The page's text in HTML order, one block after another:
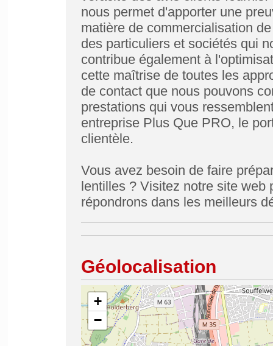
nous permet d'apporter une
matière de commercialisation
des particuliers et sociétés qui
contribue également à
cette maîtrise de toutes les
de contact que nous pouvons
prestations qui vous
entreprise Plus Que PRO, le
clientèle.
Vous avez besoin de faire
lentilles ? Visitez notre site web
répondrons dans les meilleurs
Géolocalisation
+
−